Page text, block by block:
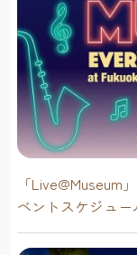
「Live@Museum
ベントスケジュー